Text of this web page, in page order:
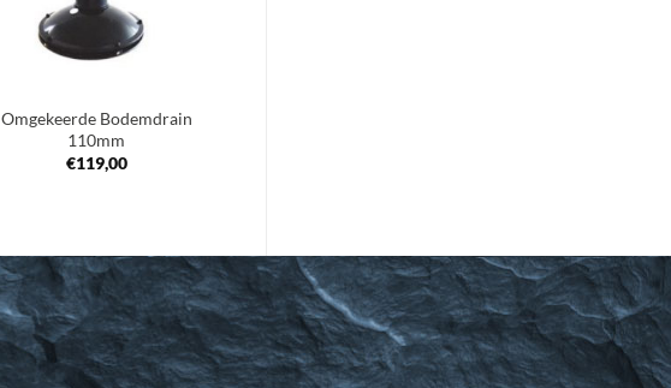
Omgekeerde Bodemdrain
110mm
€119,00